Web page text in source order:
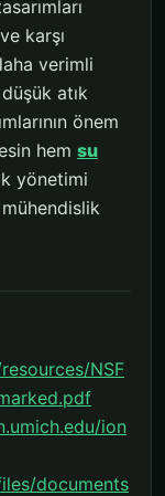
karşı
verimli
atık
önem
hem su
yönetimi
NSF
ion
documents